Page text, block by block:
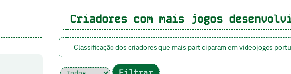
Criadores com mais jogos
Classificação dos criadores que mais participaram em videojogos